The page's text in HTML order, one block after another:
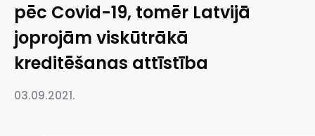
pēc Covid-19, tomēr Latvijā
joprojām viskūtrākā
kreditēšanas attīstība
03.09.2021.